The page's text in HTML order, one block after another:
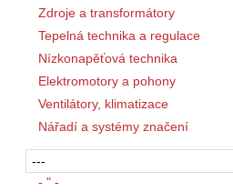
Zdroje a transformátory
Tepelná technika a regulace
Nízkonapěťová technika
Elektromotory a pohony
Ventilátory, klimatizace
Nářadí a systémy značení
- " -